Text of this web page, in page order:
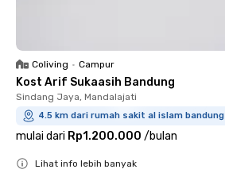
Coliving • Campur
Kost Arif Sukaasih Bandung
Sindang Jaya, Mandalajati
4.5 km dari rumah sakit al islam bandung
mulai dari Rp1.200.000 /bulan
Lihat info lebih banyak